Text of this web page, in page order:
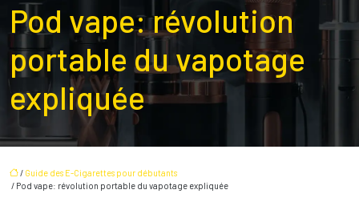
Pod vape: révolution
portable du vapotage
expliquée
/ Guide des E-Cigarettes pour débutants
/ Pod vape: révolution portable du vapotage expliquée